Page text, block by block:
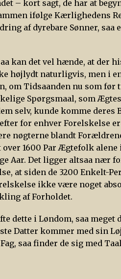
– kort sagt, de har at
ifølge Kærlighedens
af dyrebare Sønner, saa
kan det vel hænde, at der
højlydt naturligvis, men i
om Tidsaanden nu som
Spørgsmaal, som
selv, kunde komme deres
for enhver Forelskelse
nøgterne blandt
1600 Par Ægtefolk alene
Aar. Det ligger altsaa nær
at siden de 3200 Enkelt-
ikke være noget
af Forholdet.
dette i Løndom, saa meget
Datter kommer med sin
saa finder de sig med